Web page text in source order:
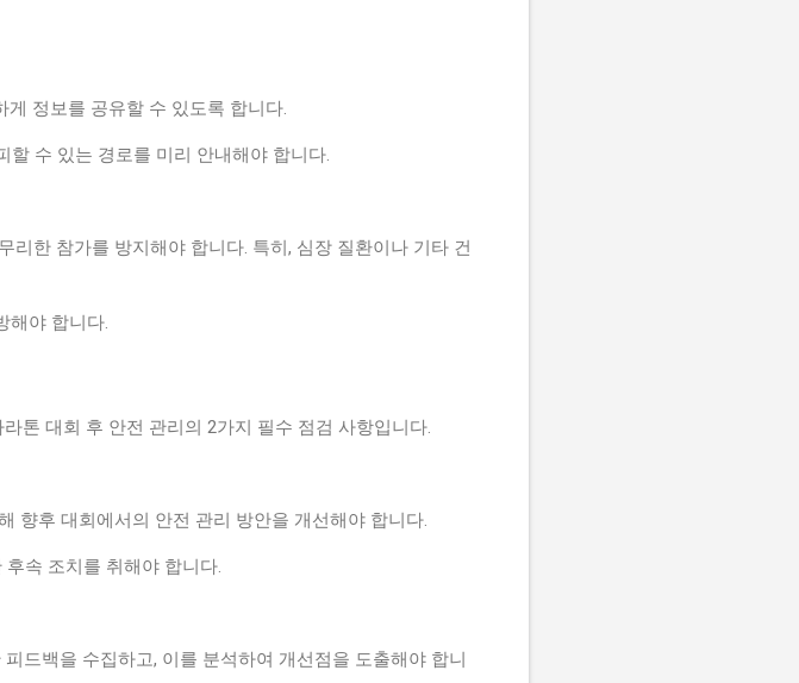
정보를 공유할 수 있도록 합니다.
할 수 있는 경로를 미리 안내해야 합니다.
리한 참가를 방지해야 합니다. 특히, 심장 질환이나 기타 건
해야 합니다.
톤 대회 후 안전 관리의 2가지 필수 점검 사항입니다.
향후 대회에서의 안전 관리 방안을 개선해야 합니다.
속 조치를 취해야 합니다.
드백을 수집하고, 이를 분석하여 개선점을 도출해야 합니